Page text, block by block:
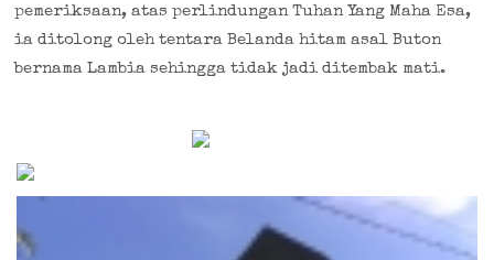
pemeriksaan, atas perlindungan Tuhan Yang Maha Esa,
ia ditolong oleh tentara Belanda hitam asal Buton
bernama Lambia sehingga tidak jadi ditembak mati.